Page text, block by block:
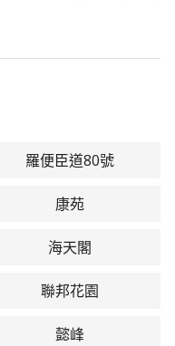
2800呎以上的三、四
難免擠塞，但生活便利
接干德道的半山自動扶
場及薄扶林道近港大校
園等，起步點接近民
羅便臣道80號
康苑
海天閣
聯邦花園
懿峰